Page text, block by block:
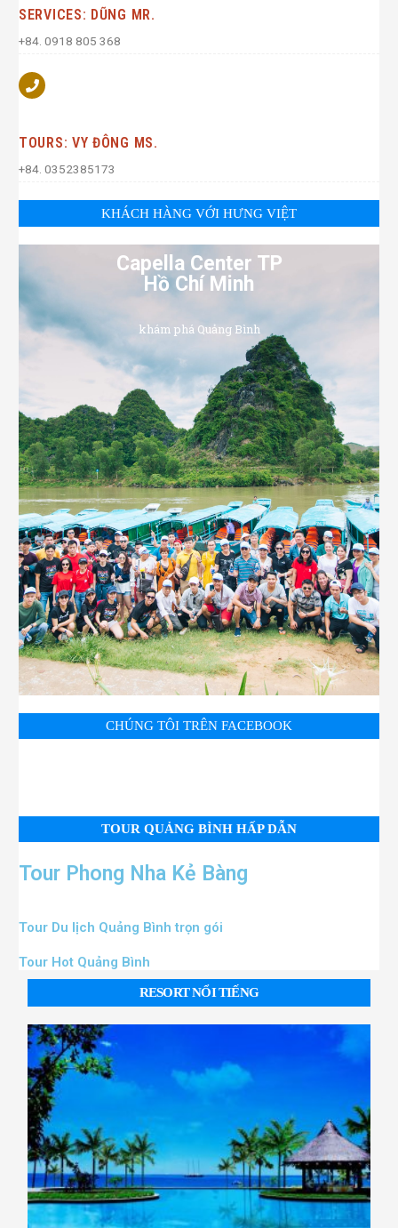
SERVICES: DŨNG MR.
+84. 0918 805 368
TOURS: VY ĐÔNG MS.
+84. 0352385173
KHÁCH HÀNG VỚI HƯNG VIỆT
Capella Center TP
Hồ Chí Minh
khám phá Quảng Bình
CHÚNG TÔI TRÊN FACEBOOK
TOUR QUẢNG BÌNH HẤP DẪN
Tour Phong Nha Kẻ Bàng
Tour Du lịch Quảng Bình trọn gói
Tour Hot Quảng Bình
RESORT NỔI TIẾNG